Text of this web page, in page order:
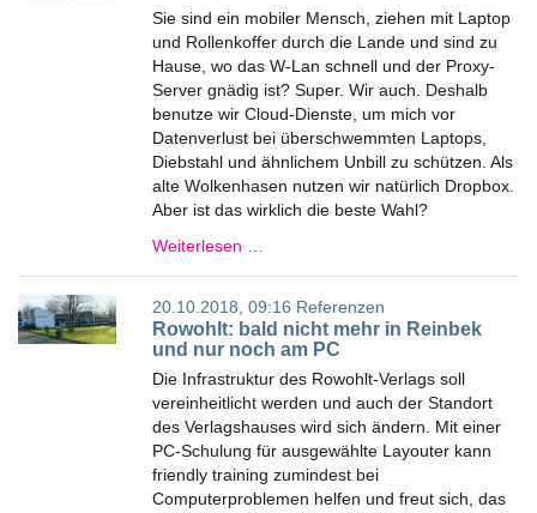
Sie sind ein mobiler Mensch, ziehen mit Laptop
und Rollenkoffer durch die Lande und sind zu
Hause, wo das W-Lan schnell und der Proxy-
Server gnädig ist? Super. Wir auch. Deshalb
benutze wir Cloud-Dienste, um mich vor
Datenverlust bei überschwemmten Laptops,
Diebstahl und ähnlichem Unbill zu schützen. Als
alte Wolkenhasen nutzen wir natürlich Dropbox.
Aber ist das wirklich die beste Wahl?
Weiterlesen …
20.10.2018, 09:16 Referenzen
Rowohlt: bald nicht mehr in Reinbek
und nur noch am PC
Die Infrastruktur des Rowohlt-Verlags soll
vereinheitlicht werden und auch der Standort
des Verlagshauses wird sich ändern. Mit einer
PC-Schulung für ausgewählte Layouter kann
friendly training zumindest bei
Computerproblemen helfen und freut sich, das